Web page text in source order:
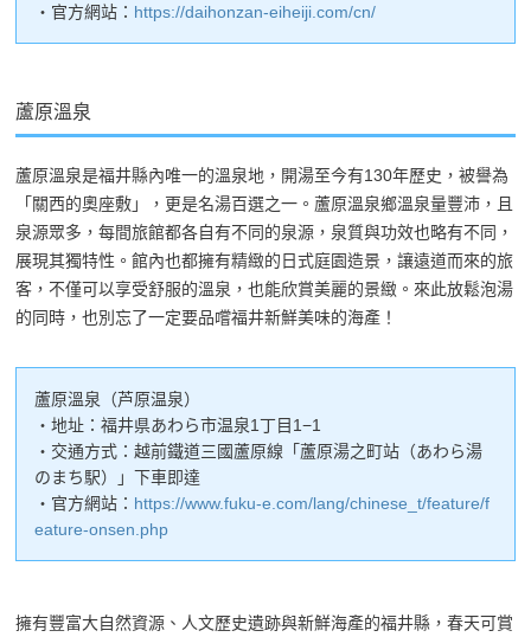
・官方網站： https://daihonzan-eiheiji.com/cn/
蘆原溫泉
蘆原溫泉是福井縣內唯一的溫泉地，開湯至今有130年歷史，被譽為
「關西的奧座敷」，更是名湯百選之一。蘆原溫泉鄉溫泉量豐沛，且
泉源眾多，每間旅館都各自有不同的泉源，泉質與功效也略有不同，
展現其獨特性。館內也都擁有精緻的日式庭園造景，讓遠道而來的旅
客，不僅可以享受舒服的溫泉，也能欣賞美麗的景緻。來此放鬆泡湯
的同時，也別忘了一定要品嚐福井新鮮美味的海產！
蘆原溫泉（芦原温泉）
・地址：福井県あわら市温泉1丁目1−1
・交通方式：越前鐵道三國蘆原線「蘆原湯之町站（あわら湯
のまち駅）」下車即達
・官方網站： https://www.fuku-e.com/lang/chinese_t/feature/f
eature-onsen.php
擁有豐富大自然資源、人文歷史遺跡與新鮮海產的福井縣，春天可賞